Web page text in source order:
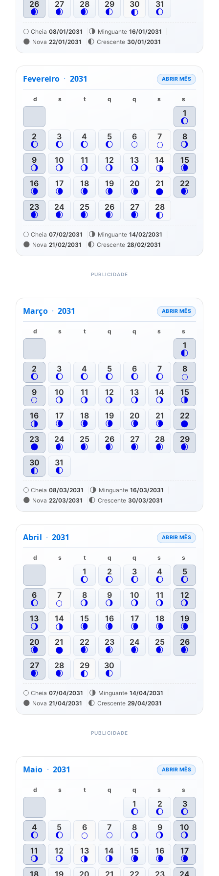
26
🌒
27
🌒
28
🌒
29
🌓
30
🌓
31
🌔
🌕 Cheia 08/01/2031 🌗 Minguante 16/01/2031
🌑 Nova 22/01/2031 🌓 Crescente 30/01/2031
Fevereiro · 2031 ABRIR MÊS
d s t q q s s
1
🌔
2
🌔
3
🌔
4
🌔
5
🌔
6
🌕
7
🌕
8
🌖
9
🌖
10
🌖
11
🌖
12
🌖
13
🌖
14
🌗
15
🌘
16
🌘
17
🌘
18
🌘
19
🌘
20
🌘
21
🌑
22
🌒
23
🌒
24
🌒
25
🌒
26
🌒
27
🌒
28
🌓
🌕 Cheia 07/02/2031 🌗 Minguante 14/02/2031
🌑 Nova 21/02/2031 🌓 Crescente 28/02/2031
Março · 2031 ABRIR MÊS
d s t q q s s
1
🌓
2
🌔
3
🌔
4
🌔
5
🌔
6
🌔
7
🌔
8
🌕
9
🌕
10
🌖
11
🌖
12
🌖
13
🌖
14
🌖
15
🌗
16
🌗
17
🌘
18
🌘
19
🌘
20
🌘
21
🌘
22
🌑
23
🌑
24
🌒
25
🌒
26
🌒
27
🌒
28
🌒
29
🌒
30
🌓
31
🌓
🌕 Cheia 08/03/2031 🌗 Minguante 16/03/2031
🌑 Nova 22/03/2031 🌓 Crescente 30/03/2031
Abril · 2031 ABRIR MÊS
d s t q q s s
1
🌔
2
🌔
3
🌔
4
🌔
5
🌔
6
🌔
7
🌕
8
🌖
9
🌖
10
🌖
11
🌖
12
🌖
13
🌖
14
🌗
15
🌘
16
🌘
17
🌘
18
🌘
19
🌘
20
🌘
21
🌑
22
🌒
23
🌒
24
🌒
25
🌒
26
🌒
27
🌒
28
🌒
29
🌓
30
🌓
🌕 Cheia 07/04/2031 🌗 Minguante 14/04/2031
🌑 Nova 21/04/2031 🌓 Crescente 29/04/2031
Maio · 2031 ABRIR MÊS
d s t q q s s
1
🌔
2
🌔
3
🌔
4
🌔
5
🌔
6
🌕
7
🌕
8
🌖
9
🌖
10
🌖
11
🌖
12
🌖
13
🌗
14
🌗
15
🌘
16
🌘
17
🌘
18
19 20 21 22 23 24